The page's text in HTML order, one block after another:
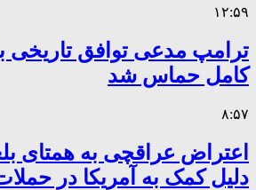
۱۲:۵۹
ترامپ مدعی توافق تاریخی
کامل حماس شد
۸:۵۷
اعتراض عراقچی به همتای
دلیل کمک به آمریکا در